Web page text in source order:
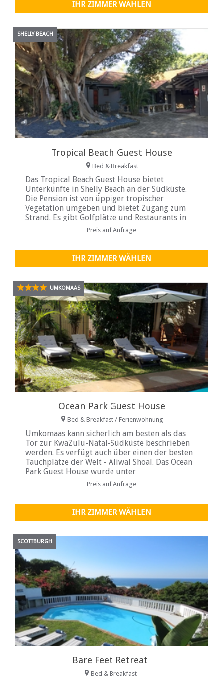
IHR ZIMMER WÄHLEN
SHELLY BEACH
Tropical Beach Guest House
Bed & Breakfast
Das Tropical Beach Guest House bietet
Unterkünfte in Shelly Beach an der Südküste.
Die Pension ist von üppiger tropischer
Vegetation umgeben und bietet Zugang zum
Strand. Es gibt Golfplätze und Restaurants in
der Nähe und die berühmte Oribi-Schlucht und
der Lake Eland sind nur 35 Autominuten
Preis auf Anfrage
IHR ZIMMER WÄHLEN
UMKOMAAS
Ocean Park Guest House
Bed & Breakfast / Ferienwohnung
Umkomaas kann sicherlich am besten als das
Tor zur KwaZulu-Natal-Südküste beschrieben
werden. Es verfügt auch über einen der besten
Tauchplätze der Welt - Aliwal Shoal. Das Ocean
Park Guest House wurde unter
Preis auf Anfrage
IHR ZIMMER WÄHLEN
SCOTTBURGH
Bare Feet Retreat
Bed & Breakfast